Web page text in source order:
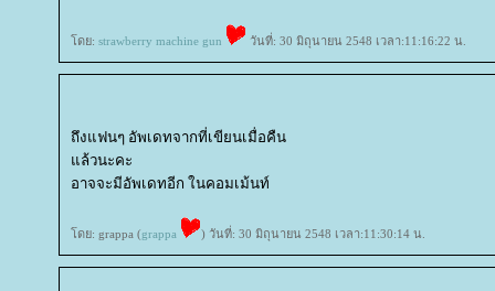
ดย: strawberry machine gun วันที่: 30 มิถุนายน 2548 เวลา:11:16:22 น.
ถึงแฟนๆ อัพเดทจากที่เขียนเมื่อคืน
ล้วนะคะ
อาจจะมีอัพเดทอีก ในคอมเม้นท์
ดย: grappa (grappa ) วันที่: 30 มิถุนายน 2548 เวลา:11:30:14 น.